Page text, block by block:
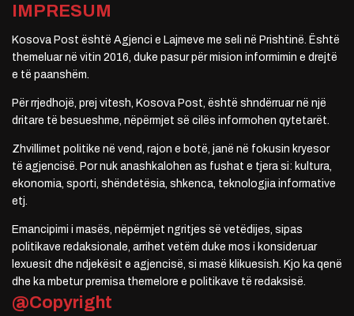
IMPRESUM
Kosova Post është Agjenci e Lajmeve me seli në Prishtinë. Është
themeluar në vitin 2016, duke pasur për mision informimin e drejtë
e të paanshëm.
Për rrjedhojë, prej vitesh, Kosova Post, është shndërruar në një
dritare të besueshme, nëpërmjet së cilës informohen qytetarët.
Zhvillimet politike në vend, rajon e botë, janë në fokusin kryesor
të agjencisë. Por nuk anashkalohen as fushat e tjera si: kultura,
ekonomia, sporti, shëndetësia, shkenca, teknologjia informative
etj.
Emancipimi i masës, nëpërmjet ngritjes së vetëdijes, sipas
politikave redaksionale, arrihet vetëm duke mos i konsideruar
lexuesit dhe ndjekësit e agjencisë, si masë klikuesish. Kjo ka qenë
dhe ka mbetur premisa themelore e politikave të redaksisë.
@Copyright